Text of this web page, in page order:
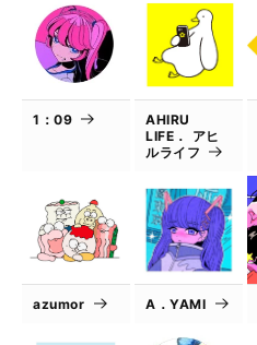
1：09
AHIRU
LIFE． アヒ
ルライフ
azumor A．YAMI